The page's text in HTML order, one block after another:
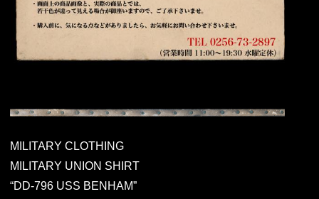
MILITARY CLOTHING
MILITARY UNION SHIRT
“DD-796 USS BENHAM”